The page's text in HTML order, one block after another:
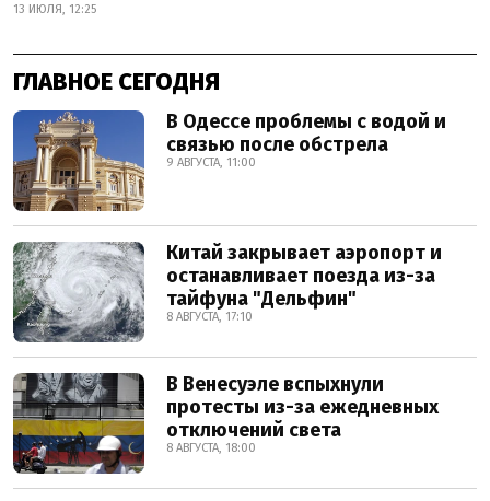
13 ИЮЛЯ, 12:25
ГЛАВНОЕ СЕГОДНЯ
В Одессе проблемы с водой и
связью после обстрела
9 АВГУСТА, 11:00
Китай закрывает аэропорт и
останавливает поезда из-за
тайфуна "Дельфин"
8 АВГУСТА, 17:10
В Венесуэле вспыхнули
протесты из-за ежедневных
отключений света
8 АВГУСТА, 18:00